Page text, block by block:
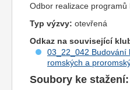
Odbor realizace
Typ výzvy: otevřená
Odkaz na související
03_22_042 Budování
romských a
Soubory ke stažení: